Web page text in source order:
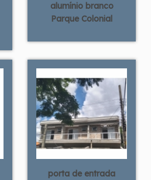
alumínio branco
Parque Colonial
porta de entrada